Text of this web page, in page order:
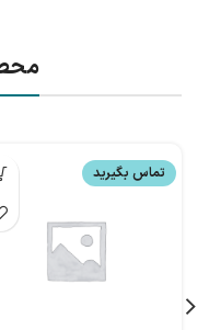
تماس بگیرید